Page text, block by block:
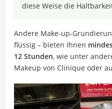
diese Weise die
Andere Make-up-
flüssig – bieten Ihnen
12 Stunden, wie unter
Makeup von Clinique oder